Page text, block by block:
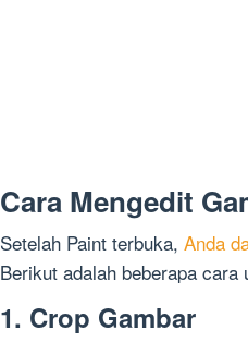
Cara Mengedit
Setelah Paint terbuka, Anda
Berikut adalah beberapa
1. Crop Gambar